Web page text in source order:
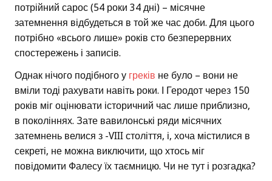
потрійний сарос (54 роки 34 дні) – місячне
затемнення відбудеться в той же час доби. Для цього
потрібно «всього лише» років сто безперервних
спостережень і записів.
Однак нічого подібного у греків не було – вони не
вміли тоді рахувати навіть роки. І Геродот через 150
років міг оцінювати історичний час лише приблизно,
в поколіннях. Зате вавилонські ряди місячних
затемнень велися з -VIII століття, і, хоча містилися в
секреті, не можна виключити, що хтось міг
повідомити Фалесу їх таємницю. Чи не тут і розгадка?